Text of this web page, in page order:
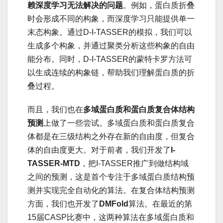
赖深度学习无法解决的问题。例如，蛋白质折叠
时会形成不同的构象，而深度学习只能提供单一
末态构象。通过D-I-TASSER的模拟，我们可以
生成多个构象，并通过聚类分析这些构象的自由
能分布。同时，D-I-TASSER的蒙特卡罗方法可
以生成连续的构象链，帮助我们理解蛋白质的折
叠过程。
而且，我们也在多域蛋白质和蛋白质复合体结构
预测
上做了一些尝试。多域蛋白质和蛋白质复合
体都是在三级结构之外存在新的自由度，但复合
体的自由度更大。对于前者，我们开发了 I-
TASSER-MTD ，把I-TASSER推广到做结构域
之间的预测，这是首个专注于多域蛋白质结构预
测并实现完全自动化的算法。在复合体结构预测
方面，我们也开发了 DMFold算法。在最近的第
15届CASP比赛中，这两种算法在多域蛋白质和